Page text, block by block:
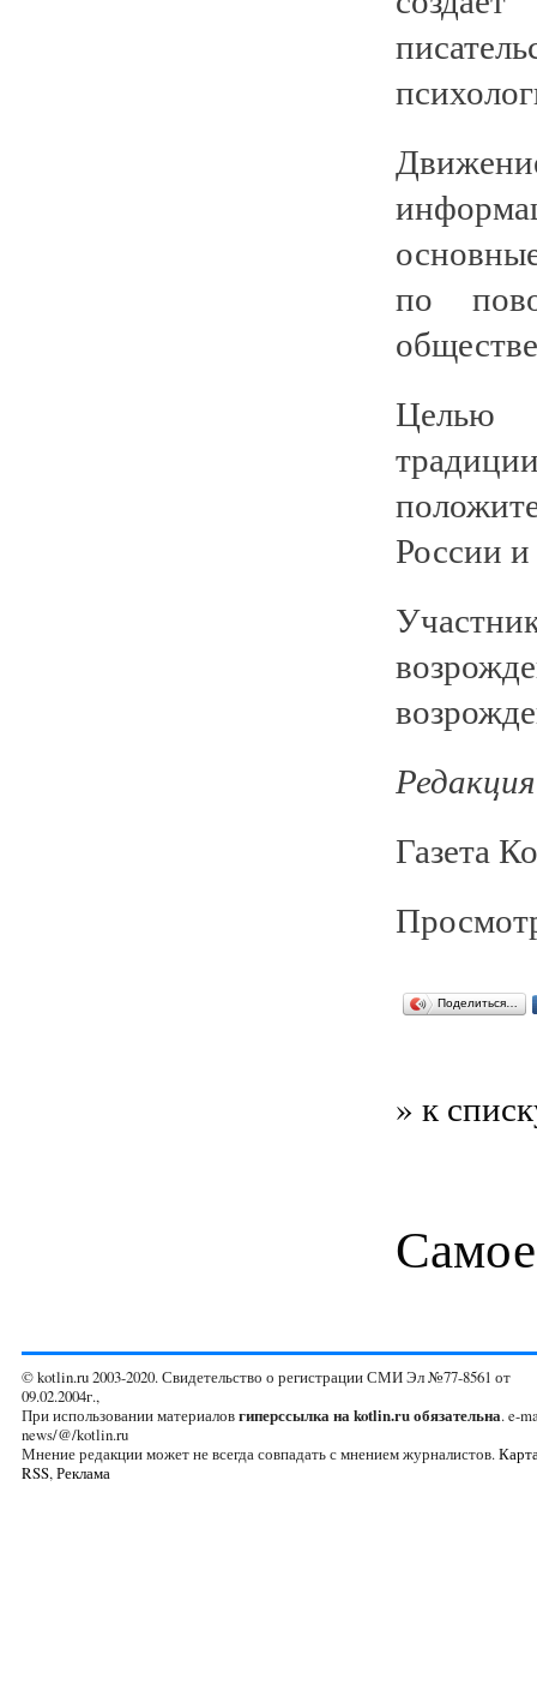
по
Целью
России
Редакция
Газета
Поделиться…
» к
© kotlin.ru 2003-2020. Свидетельство о регистрации СМИ Эл №77-8561 от
09.02.2004г.,
При использовании материаловгиперссылка на kotlin.ru обязательна. e-
news/@/kotlin.ru
Мнение редакции может не всегда совпадать с мнением журналистов.
RSS,Реклама